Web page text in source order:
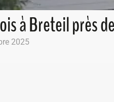
à Breteil près
2025